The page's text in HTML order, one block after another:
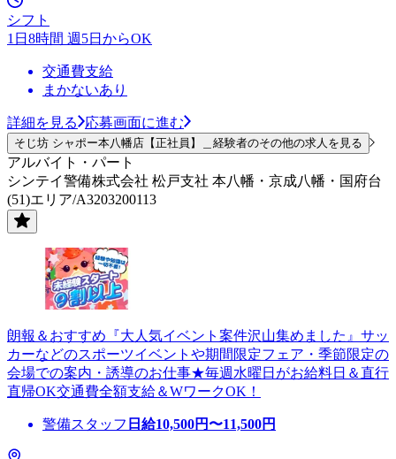
シフト
1日8時間 週5日からOK
交通費支給
まかないあり
詳細を見る 応募画面に進む
そじ坊 シャポー本八幡店【正社員】＿経験者のその他の求人を見る
アルバイト・パート
シンテイ警備株式会社 松戸支社 本八幡・京成八幡・国府台
(51)エリア/A3203200113
朗報＆おすすめ『大人気イベント案件沢山集めました』サッ
カーなどのスポーツイベントや期間限定フェア・季節限定の
会場での案内・誘導のお仕事★毎週水曜日がお給料日＆直行
直帰OK交通費全額支給＆WワークOK！
警備スタッフ 日給10,500円〜11,500円